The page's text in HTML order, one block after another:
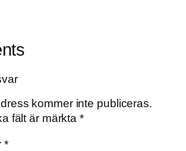
kommer inte publiceras.
fält är märkta*
*